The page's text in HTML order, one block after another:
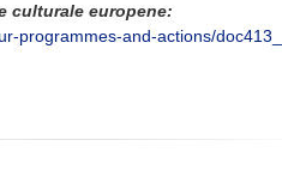
culturale europene:
programmes-and-actions/